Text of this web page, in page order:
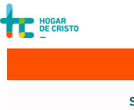
займ онлайн без проверок